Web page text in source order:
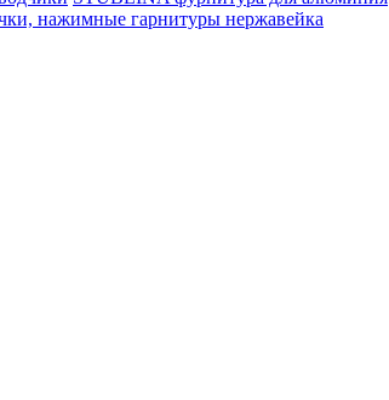
нажимные гарнитуры нержавейка